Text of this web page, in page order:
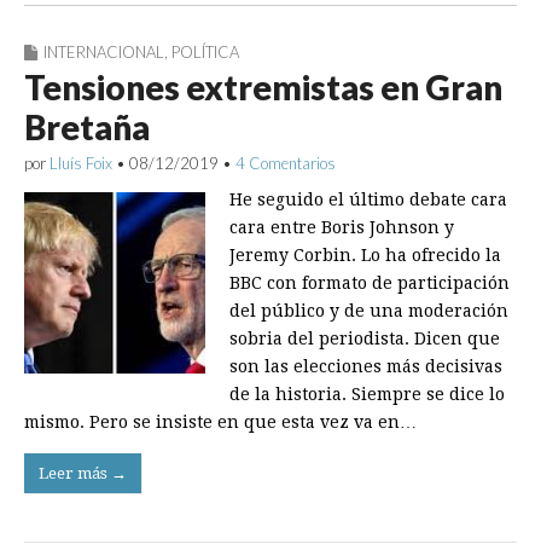
INTERNACIONAL POLÍTICA
Tensiones extremistas en Gran
Bretaña
por Lluís Foix • 08/12/2019 • 4 Comentarios
He seguido el último debate cara
cara entre Boris Johnson y
Jeremy Corbin. Lo ha ofrecido la
BBC con formato de participación
del público y de una moderación
sobria del periodista. Dicen que
son las elecciones más decisivas
de la historia. Siempre se dice lo
mismo. Pero se insiste en que esta vez va en…
Leer más →